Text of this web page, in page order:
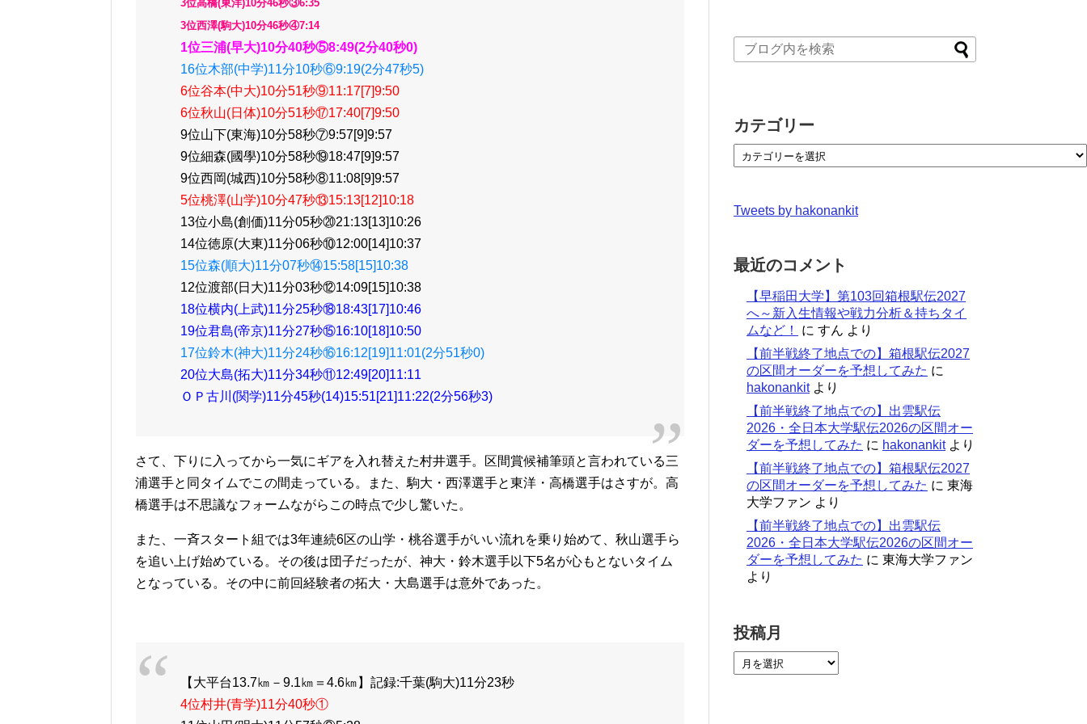
3位高橋(東洋)10分46秒③6:35
3位西澤(駒大)10分46秒④7:14
1位三浦(早大)10分40秒⑤8:49(2分40秒0)
16位木部(中学)11分10秒⑥9:19(2分47秒5)
6位谷本(中大)10分51秒⑨11:17[7]9:50
6位秋山(日体)10分51秒⑰17:40[7]9:50
9位山下(東海)10分58秒⑦9:57[9]9:57
9位細森(國學)10分58秒⑲18:47[9]9:57
9位西岡(城西)10分58秒⑧11:08[9]9:57
5位桃澤(山学)10分47秒⑬15:13[12]10:18
13位小島(創価)11分05秒⑳21:13[13]10:26
14位徳原(大東)11分06秒⑩12:00[14]10:37
15位森(順大)11分07秒⑭15:58[15]10:38
12位渡部(日大)11分03秒⑫14:09[15]10:38
18位横内(上武)11分25秒⑱18:43[17]10:46
19位君島(帝京)11分27秒⑮16:10[18]10:50
17位鈴木(神大)11分24秒⑯16:12[19]11:01(2分51秒0)
20位大島(拓大)11分34秒⑪12:49[20]11:11
ＯＰ古川(関学)11分45秒(14)15:51[21]11:22(2分56秒3)
さて、下りに入ってから一気にギアを入れ替えた村井選手。区間賞候補筆頭と言われている三
浦選手と同タイムでこの間走っている。また、駒大・西澤選手と東洋・高橋選手はさすが。高
橋選手は不思議なフォームながらこの時点で少し驚いた。
また、一斉スタート組では3年連続6区の山学・桃谷選手がいい流れを乗り始めて、秋山選手ら
を追い上げ始めている。その後は団子だったが、神大・鈴木選手以下5名が心もとないタイム
となっている。その中に前回経験者の拓大・大島選手は意外であった。
【大平台13.7㎞－9.1㎞＝4.6㎞】記録:千葉(駒大)11分23秒
4位村井(青学)11分40秒①
カテゴリー
Tweets by hakonankit
最近のコメント
【早稲田大学】第103回箱根駅伝2027
へ～新入生情報や戦力分析＆持ちタイ
ムなど！
に すん より
【前半戦終了地点での】箱根駅伝2027
の区間オーダーを予想してみた に
hakonankitより
【前半戦終了地点での】出雲駅伝
2026・全日本大学駅伝2026の区間オー
ダーを予想してみた に hakonankitより
【前半戦終了地点での】箱根駅伝2027
の区間オーダーを予想してみた に 東海
大学ファン より
【前半戦終了地点での】出雲駅伝
2026・全日本大学駅伝2026の区間オー
ダーを予想してみた に 東海大学ファン
より
投稿月